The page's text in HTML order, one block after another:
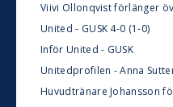
Viivi Ollonqvist förlänger
United - GUSK 4-0 (1-0)
Inför United - GUSK
Unitedprofilen - Anna
Huvudtränare Johansson